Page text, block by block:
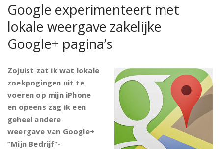
Google experimenteert met
lokale weergave zakelijke
Google+ pagina’s
Zojuist zat ik wat lokale
zoekpogingen uit te
voeren op mijn iPhone
en opeens zag ik een
geheel andere
weergave van Google+
“Mijn Bedrijf”-